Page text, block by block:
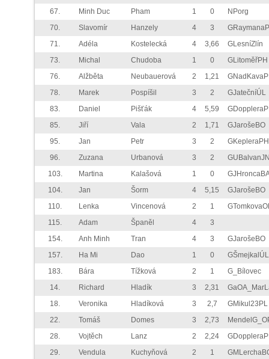
67.
Minh Duc Pham 1 0
NPorg
70.
Slavomír Hanzely 4 3
71.
Adéla Kostelecká 4 3,66
GLesníZlín
73.
Michal Chudoba 1 0
GLitoměřPH
76.
Alžběta Neubauerová 2 1,21
78.
Marek Pospíšil 3 2
GJatečníÚL
83.
Daniel Pišťák 4 5,59
85.
Jiří Vala 2 1,71
GJarošeBO
95.
Jan Petr 3 2
GKepleraPH
96.
Zuzana Urbanová 3 2
103.
Martina Kalašová 1 0
104.
Jan Šorm 4 5,15
GJarošeBO
110.
Lenka Vincenová 2 1
115.
Adam Španěl 4
3
154.
Anh Minh Tran 4 3
GJarošeBO
157.
Ha Mi Dao 1 0
GŠmejkalÚL
183.
Bára Tížková 2 1
G_Bílovec
14.
Richard Hladík 3 2,31
18.
Veronika Hladíková 3 2,7
GMikul23PL
22.
Tomáš Domes 3 2,73
28.
Vojtěch Lanz 2 2,24
29.
Vendula Kuchyňová 2 1